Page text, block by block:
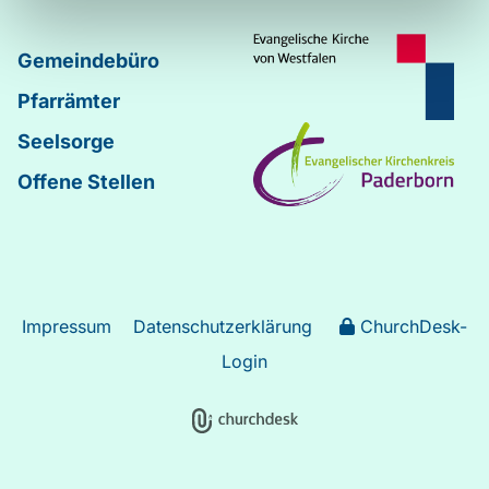
Gemeindebüro
Pfarrämter
Seelsorge
Offene Stellen
Impressum Datenschutzerklärung
ChurchDesk-
Login